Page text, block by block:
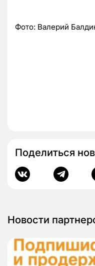
Фото: Валерий
Поделиться
Новости